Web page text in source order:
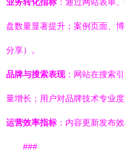
盘数量显著提升；案例页面、
分享）。
品牌与搜索表现：网站在搜索
量增长；用户对品牌技术专业度
运营效率指标 ：内容更新发布
###